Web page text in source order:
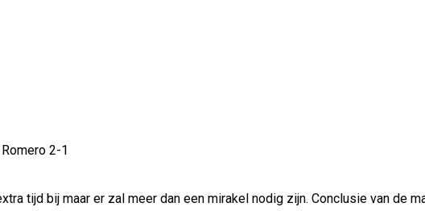
2-1
tijd bij maar er zal meer dan een mirakel nodig zijn. Conclusie van de